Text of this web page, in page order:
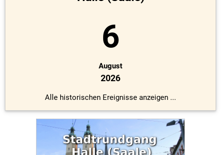
6
August
2026
Alle historischen Ereignisse anzeigen ...